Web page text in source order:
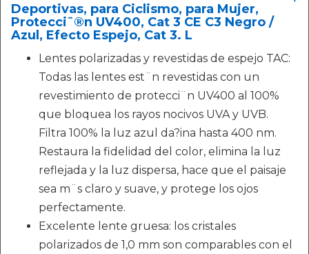
Deportivas, para Ciclismo, para Mujer,
Protecci¨®n UV400, Cat 3 CE C3 Negro /
Azul, Efecto Espejo, Cat 3. L
Lentes polarizadas y revestidas de espejo TAC:
Todas las lentes est¨n revestidas con un
revestimiento de protecci¨n UV400 al 100%
que bloquea los rayos nocivos UVA y UVB.
Filtra 100% la luz azul da?ina hasta 400 nm.
Restaura la fidelidad del color, elimina la luz
reflejada y la luz dispersa, hace que el paisaje
sea m¨s claro y suave, y protege los ojos
perfectamente.
Excelente lente gruesa: los cristales
polarizados de 1,0 mm son comparables con el